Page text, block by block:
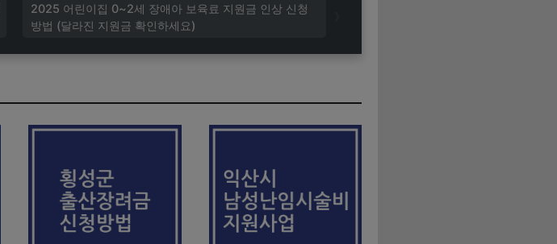
2025 어린이집 0~2세 장애아 보육료 지원금 인상 신청
방법 (달라진 지원금 확인하세요)